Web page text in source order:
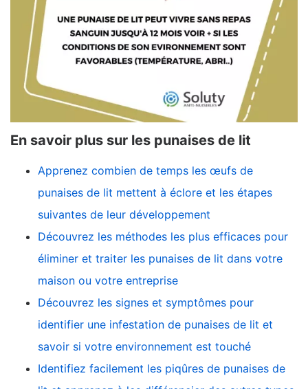
En savoir plus sur les punaises de lit
Apprenez combien de temps les œufs de
punaises de lit mettent à éclore et les étapes
suivantes de leur développement
Découvrez les méthodes les plus efficaces pour
éliminer et traiter les punaises de lit dans votre
maison ou votre entreprise
Découvrez les signes et symptômes pour
identifier une infestation de punaises de lit et
savoir si votre environnement est touché
Identifiez facilement les piqûres de punaises de